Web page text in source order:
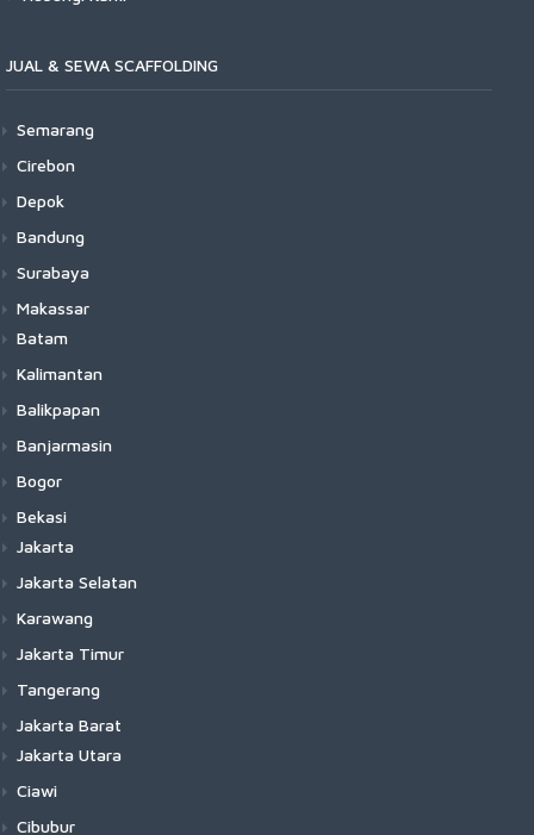
JUAL & SEWA SCAFFOLDING
Semarang
Cirebon
Depok
Bandung
Surabaya
Makassar
Batam
Kalimantan
Balikpapan
Banjarmasin
Bogor
Bekasi
Jakarta
Jakarta Selatan
Karawang
Jakarta Timur
Tangerang
Jakarta Barat
Jakarta Utara
Ciawi
Cibubur